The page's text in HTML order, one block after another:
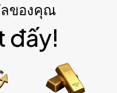
ของคุณ
đấy!